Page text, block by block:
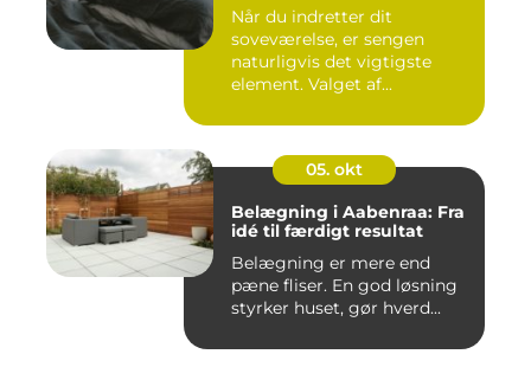
Når du indretter dit
soveværelse, er sengen
naturligvis det vigtigste
element. Valget af...
05. okt
Belægning i Aabenraa: Fra
idé til færdigt resultat
Belægning er mere end
pæne fliser. En god løsning
styrker huset, gør hverd...